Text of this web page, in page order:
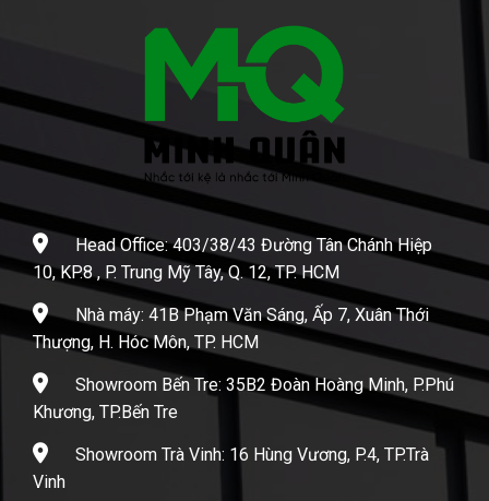
Head Office: 403/38/43 Đường Tân Chánh Hiệp
10, KP.8 , P. Trung Mỹ Tây, Q. 12, TP. HCM
Nhà máy: 41B Phạm Văn Sáng, Ấp 7, Xuân Thới
Thượng, H. Hóc Môn, TP. HCM
Showroom Bến Tre: 35B2 Đoàn Hoàng Minh, P.Phú
Khương, TP.Bến Tre
Showroom Trà Vinh: 16 Hùng Vương, P.4, TP.Trà
Vinh